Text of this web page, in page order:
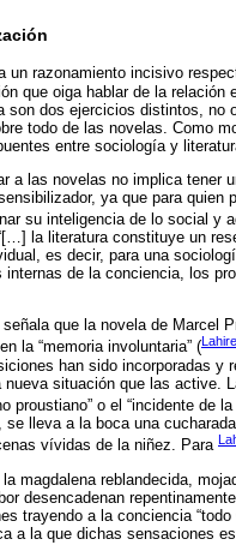
un razonamiento incisivo
que oiga hablar de la
son dos ejercicios distintos,
todo de las novelas. Como
entre sociología y
a las novelas no implica tener
ya que para
su inteligencia de lo social y
la literatura constituye un
es decir, para una
de la conciencia, los
que la novela de Marcel
la “memoria involuntaria” (
han sido incorporadas y
situación que las active.
proustiano” o el “incidente de la
lleva a la boca una
vívidas de la niñez. Para
magdalena reblandecida,
desencadenan
trayendo a la conciencia
a la que dichas sensaciones